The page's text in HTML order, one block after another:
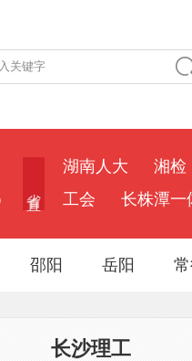
湖南人大 湘检
工会
长株潭一
邵阳 岳阳
长沙理工